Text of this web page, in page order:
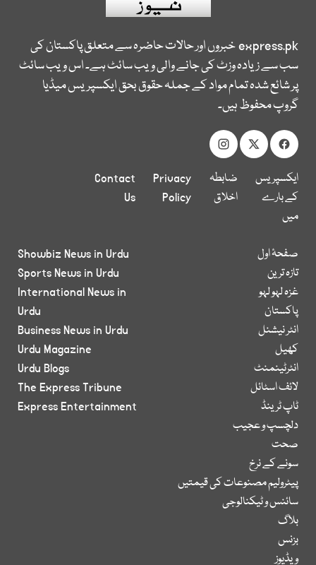
express.pkخبروں اور حالات حاضرہ سے متعلق پاکستان کی
سب سے زیادہ وزٹ کی جانے والی ویب سائٹ ہے۔ اس ویب سائٹ
پر شائع شدہ تمام مواد کے جملہ حقوق بحق ایکسپریس میڈیا
گروپ محفوظ ہیں۔
ایکسپریس
کے بارے
میں
ضابطہ
اخلاق
Privacy
Policy
Contact
Us
صفحۂ اول
تازہ ترین
غزہ لہو لہو
پاکستان
انٹر نیشنل
کھیل
انٹرٹینمنٹ
لائف اسٹائل
ٹاپ ٹرینڈ
دلچسپ و عجیب
صحت
سونے کے نرخ
پیٹرولیم مصنوعات کی قیمتیں
سائنس و ٹیکنالوجی
بلاگ
بزنس
ویڈیوز
Showbiz News in Urdu
Sports News in Urdu
International News in
Urdu
Business News in Urdu
Urdu Magazine
Urdu Blogs
The Express Tribune
Express Entertainment